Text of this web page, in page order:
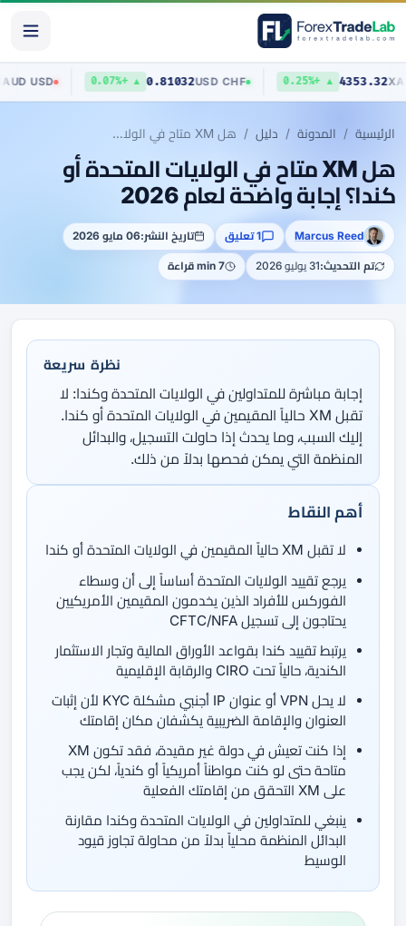
▲ +0.25%
USD CHF
0.81032
▲ +0.07%
AUD USD
الرئيسية المدونة دليل هل XM متاح في الولايات المتحدة أو كندا؟ إجابة واضحة لعام 2026
هل XM متاح في الولايات المتحدة أو
كندا؟ إجابة واضحة لعام 2026
Marcus Reed 1 تعليق تاريخ النشر:06 مايو 2026
تم التحديث:31 يوليو 2026 7 min قراءة
نظرة سريعة
إجابة مباشرة للمتداولين في الولايات المتحدة وكندا: لا
تقبل XM حالياً المقيمين في الولايات المتحدة أو كندا.
إليك السبب، وما يحدث إذا حاولت التسجيل، والبدائل
المنظمة التي يمكن فحصها بدلاً من ذلك.
أهم النقاط
لا تقبل XM حالياً المقيمين في الولايات المتحدة أو كندا
يرجع تقييد الولايات المتحدة أساساً إلى أن وسطاء
الفوركس للأفراد الذين يخدمون المقيمين الأمريكيين
يحتاجون إلى تسجيل CFTC/NFA
يرتبط تقييد كندا بقواعد الأوراق المالية وتجار الاستثمار
الكندية، حالياً تحت CIRO والرقابة الإقليمية
لا يحل VPN أو عنوان IP أجنبي مشكلة KYC لأن إثبات
العنوان والإقامة الضريبية يكشفان مكان إقامتك
إذا كنت تعيش في دولة غير مقيدة، فقد تكون XM
متاحة حتى لو كنت مواطناً أمريكياً أو كندياً، لكن يجب
على XM التحقق من إقامتك الفعلية
ينبغي للمتداولين في الولايات المتحدة وكندا مقارنة
البدائل المنظمة محلياً بدلاً من محاولة تجاوز قيود
الوسيط